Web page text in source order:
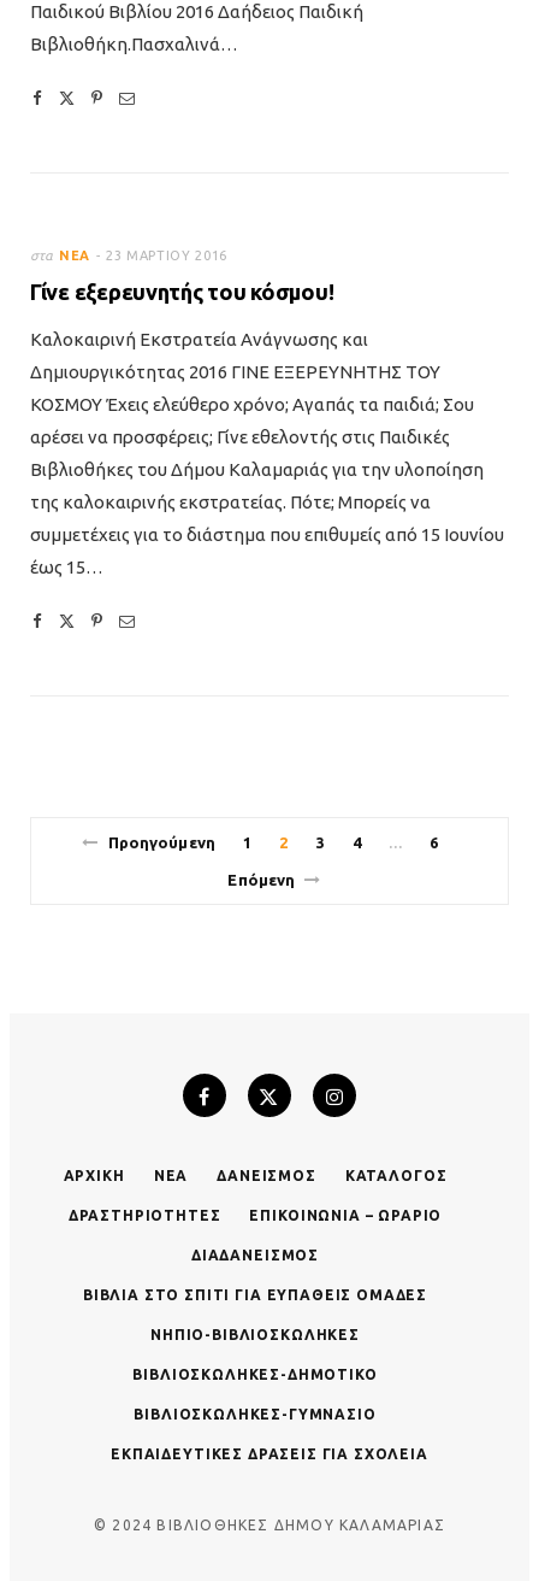
Παιδικού Βιβλίου 2016 Δαήδειος Παιδική
Βιβλιοθήκη.Πασχαλινά…
στα ΝΈΑ 23 ΜΑΡΤΊΟΥ 2016
Γίνε εξερευνητής του κόσμου!
Καλοκαιρινή Εκστρατεία Ανάγνωσης και
Δημιουργικότητας 2016 ΓΙΝΕ ΕΞΕΡΕΥΝΗΤΗΣ ΤΟΥ
ΚΟΣΜΟΥ Έχεις ελεύθερο χρόνο; Αγαπάς τα παιδιά; Σου
αρέσει να προσφέρεις; Γίνε εθελοντής στις Παιδικές
Βιβλιοθήκες του Δήμου Καλαμαριάς για την υλοποίηση
της καλοκαιρινής εκστρατείας. Πότε; Μπορείς να
συμμετέχεις για το διάστημα που επιθυμείς από 15 Ιουνίου
έως 15…
Προηγούμενη 1 2 3 4 … 6
Επόμενη
ΑΡΧΙΚΉ ΝΈΑ ΔΑΝΕΙΣΜΌΣ ΚΑΤΆΛΟΓΟΣ
ΔΡΑΣΤΗΡΙΌΤΗΤΕΣ ΕΠΙΚΟΙΝΩΝΊΑ – ΩΡΆΡΙΟ
ΔΙΑΔΑΝΕΙΣΜΌΣ
ΒΙΒΛΊΑ ΣΤΟ ΣΠΊΤΙ ΓΙΑ ΕΥΠΑΘΕΊΣ ΟΜΆΔΕΣ
ΝΗΠΙΟ-ΒΙΒΛΙΟΣΚΏΛΗΚΕΣ
ΒΙΒΛΙΟΣΚΏΛΗΚΕΣ-ΔΗΜΟΤΙΚΌ
ΒΙΒΛΙΟΣΚΏΛΗΚΕΣ-ΓΥΜΝΆΣΙΟ
ΕΚΠΑΙΔΕΥΤΙΚΈΣ ΔΡΆΣΕΙΣ ΓΙΑ ΣΧΟΛΕΊΑ
© 2024 ΒΙΒΛΙΟΘΗΚΕΣ ΔΗΜΟΥ ΚΑΛΑΜΑΡΙΑΣ